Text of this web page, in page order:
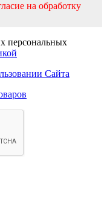
на обработку
персональных
Сайта